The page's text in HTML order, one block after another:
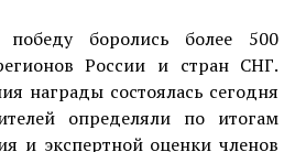
боролись более 500
России и стран СНГ.
награды состоялась сегодня
определяли по итогам
и экспертной оценки членов